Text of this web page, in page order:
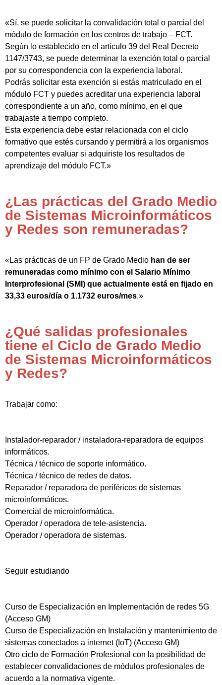
«Sí, se puede solicitar la convalidación total o parcial del
módulo de formación en los centros de trabajo – FCT.
Según lo establecido en el artículo 39 del Real Decreto
1147/3743, se puede determinar la exención total o parcial
por su correspondencia con la experiencia laboral.
Podrás solicitar esta exención si estás matriculado en el
módulo FCT y puedes acreditar una experiencia laboral
correspondiente a un año, como mínimo, en el que
trabajaste a tiempo completo.
Esta experiencia debe estar relacionada con el ciclo
formativo que estés cursando y permitirá a los organismos
competentes evaluar si adquiriste los resultados de
aprendizaje del módulo FCT.»
¿Las prácticas del Grado Medio
de Sistemas Microinformáticos
y Redes son remuneradas?
«Las prácticas de un FP de Grado Medio han de ser
remuneradas como mínimo con el Salario Mínimo
Interprofesional (SMI) que actualmente está en fijado en
33,33 euros/día o 1.1732 euros/mes.»
¿Qué salidas profesionales
tiene el Ciclo de Grado Medio
de Sistemas Microinformáticos
y Redes?
Trabajar como:
Instalador-reparador / instaladora-reparadora de equipos
informáticos.
Técnica / técnico de soporte informático.
Técnica / técnico de redes de datos.
Reparador / reparadora de periféricos de sistemas
microinformáticos.
Comercial de microinformática.
Operador / operadora de tele-asistencia.
Operador / operadora de sistemas.
Seguir estudiando
Curso de Especialización en Implementación de redes 5G
(Acceso GM)
Curso de Especialización en Instalación y mantenimiento de
sistemas conectados a internet (IoT) (Acceso GM)
Otro ciclo de Formación Profesional con la posibilidad de
establecer convalidaciones de módulos profesionales de
acuerdo a la normativa vigente.